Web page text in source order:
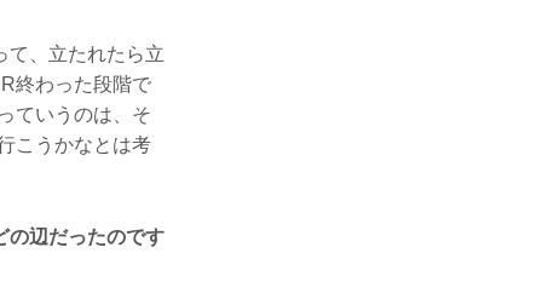
、立たれたら立
終わった段階で
ていうのは、そ
こうかなとは考
の辺だったのです